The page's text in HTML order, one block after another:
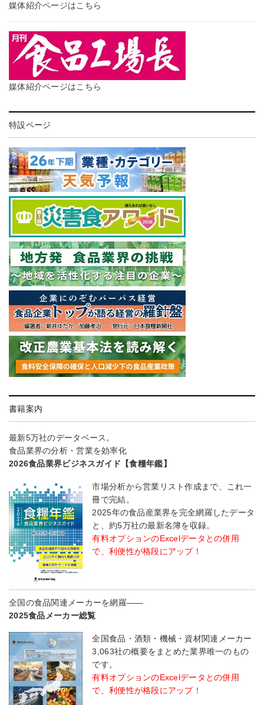
媒体紹介ページはこちら
媒体紹介ページはこちら
特設ページ
書籍案内
最新5万社のデータベース。
食品業界の分析・営業を効率化
2026食品業界ビジネスガイド【食糧年鑑】
市場分析から営業リスト作成まで、これ一
冊で完結。
2025年の食品産業界を完全網羅したデータ
と、約5万社の最新名簿を収録。
有料オプションのExcelデータとの併用
で、利便性が格段にアップ！
全国の食品関連メーカーを網羅――
2025食品メーカー総覧
全国食品・酒類・機械・資材関連メーカー
3,063社の概要をまとめた業界唯一のもの
です。
有料オプションのExcelデータとの併用
で、利便性が格段にアップ！